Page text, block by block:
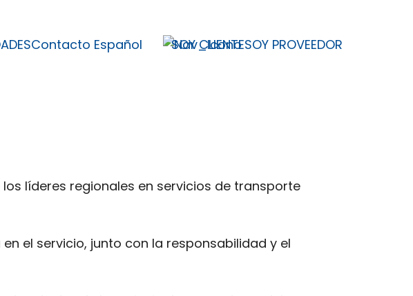
Contacto Español SOY CLIENTESOY PROVEEDOR
líderes regionales en servicios de transporte
el servicio, junto con la responsabilidad y el